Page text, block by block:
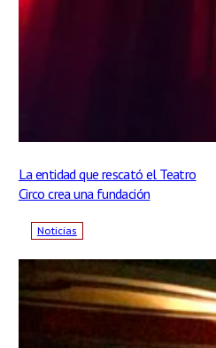
La entidad que rescató el Teatro
Circo crea una fundación
Noticias